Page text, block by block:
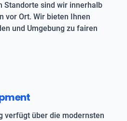
Standorte sind wir innerhalb
vor Ort. Wir bieten Ihnen
und Umgebung zu fairen
verfügt über die modernsten